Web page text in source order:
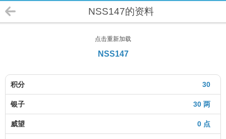
NSS147的资料
点击重新加载
NSS147
30
积分
30 两
银子
0 点
威望